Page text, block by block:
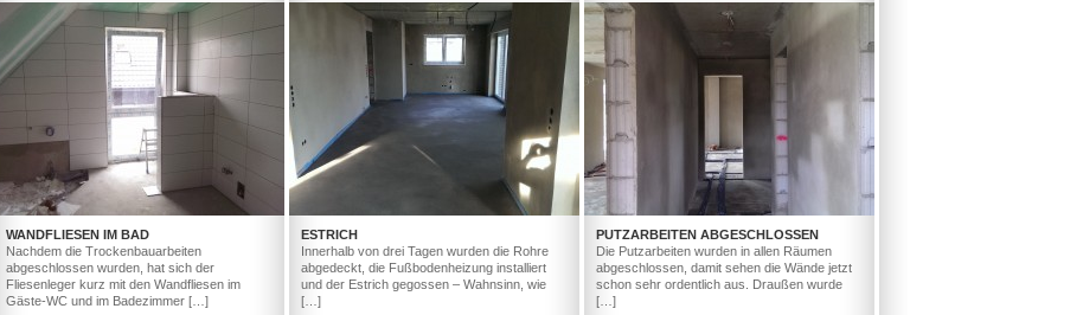
WANDFLIESEN IM BAD
Nachdem die Trockenbauarbeiten
abgeschlossen wurden, hat sich der
Fliesenleger kurz mit den Wandfliesen im
Gäste-WC und im Badezimmer […]
ESTRICH
Innerhalb von drei Tagen wurden die Rohre
abgedeckt, die Fußbodenheizung installiert
und der Estrich gegossen – Wahnsinn, wie
[…]
PUTZARBEITEN ABGESCHLOSSEN
Die Putzarbeiten wurden in allen Räumen
abgeschlossen, damit sehen die Wände jetzt
schon sehr ordentlich aus. Draußen wurde
[…]